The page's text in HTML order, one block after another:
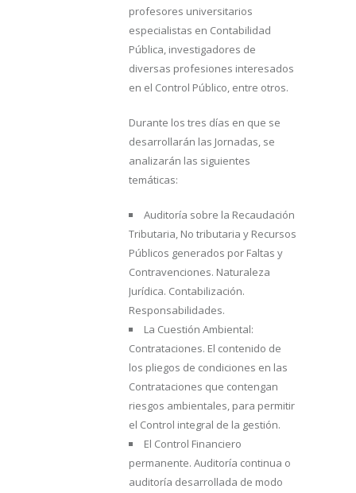
profesores universitarios
especialistas en Contabilidad
Pública, investigadores de
diversas profesiones interesados
en el Control Público, entre otros.
Durante los tres días en que se
desarrollarán las Jornadas, se
analizarán las siguientes
temáticas:
Auditoría sobre la Recaudación
Tributaria, No tributaria y Recursos
Públicos generados por Faltas y
Contravenciones. Naturaleza
Jurídica. Contabilización.
Responsabilidades.
La Cuestión Ambiental:
Contrataciones. El contenido de
los pliegos de condiciones en las
Contrataciones que contengan
riesgos ambientales, para permitir
el Control integral de la gestión.
El Control Financiero
permanente. Auditoría continua o
auditoría desarrollada de modo